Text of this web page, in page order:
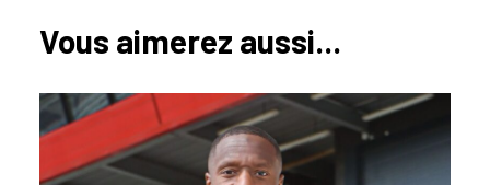
Vous aimerez aussi...